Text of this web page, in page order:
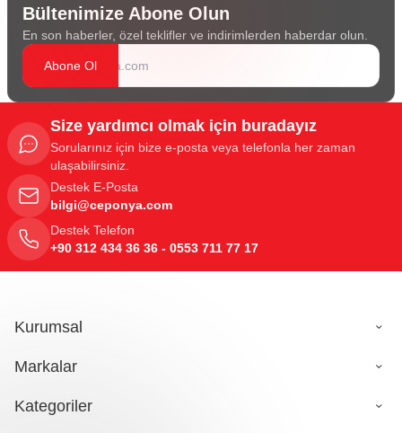
Bültenimize Abone Olun
En son haberler, özel teklifler ve indirimlerden haberdar olun.
Abone Ol
Size yardımcı olmak için buradayız
Sorularınız için bize e-posta veya telefonla her zaman
ulaşabilirsiniz.
Destek E-Posta
bilgi@ceponya.com
Destek Telefon
+90 312 434 36 36 - 0553 711 77 17
Kurumsal
Markalar
Kategoriler